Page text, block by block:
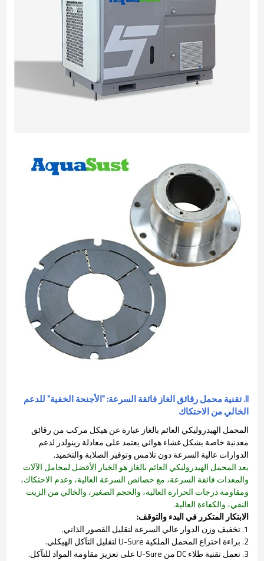
II. تقنية محمل رقائق الغاز فائقة السرعة: "الأجنحة الخفية" للدعم
الخالي من الاحتكاك
المحمل الهيدروليكي العائم بالغاز عبارة عن هيكل مركب من رقائق
معدنية خاصة يشكل غشاء هوائي يعتمد على معادلة رينولدز لدعم
الدوارات عالية السرعة دون تلامس وتوفير الصلابة والتخميد.
يعد المحمل الهيدروليكي العائم بالغاز هو الخيار الأفضل لمحامل الآلات
والمعدات فائقة السرعة، مع خصائص السرعة العالية، وعدم الاحتكاك،
ومقاومة درجات الحرارة العالية، والحجم الصغير، والخالي من الزيت
النقي، والكفاءة العالية.
الابتكار المتكرر في البدء والتوقف:
1. تخفيف وزن الدوار عالي السرعة لتقليل القصور الذاتي.
2. براءة اختراع المحمل الملكية U-Sure لتقليل التآكل الهيكلي.
3. تعمل تقنية طلاء DC من U-Sure على تعزيز مقاومة المواد للتآكل.